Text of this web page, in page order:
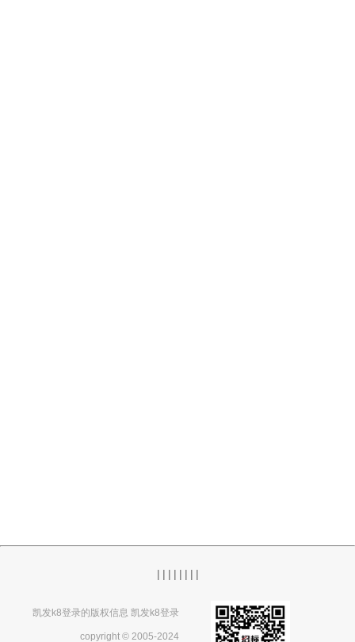
| | | | | | | |
凯发k8登录的版权信息 凯发k8登录
copyright © 2005-2024